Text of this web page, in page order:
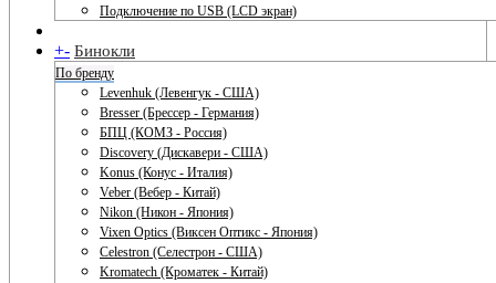
Подключение по USB (LCD экран)
+- Бинокли
По бренду
Levenhuk (Левенгук - США)
Bresser (Брессер - Германия)
БПЦ (КОМЗ - Россия)
Discovery (Дискавери - США)
Konus (Конус - Италия)
Veber (Вебер - Китай)
Nikon (Никон - Япония)
Vixen Optics (Виксен Оптикс - Япония)
Celestron (Селестрон - США)
Kromatech (Кроматек - Китай)